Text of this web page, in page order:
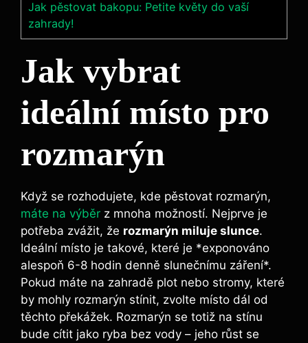
Jak pěstovat bakopu: Petite květy do vaší
zahrady!
Jak vybrat
ideální místo pro⁢
rozmarýn
Když se rozhodujete,⁤ kde pěstovat rozmarýn,
máte na výběr ⁣ z mnoha možností. Nejprve je
potřeba zvážit, ⁤že⁣ rozmarýn miluje slunce.
Ideální místo je takové, které je *exponováno
alespoň ‍6-8 hodin denně slunečnímu záření*.
Pokud‌ máte na zahradě plot nebo stromy, které
by‍ mohly rozmarýn stínit, zvolte místo dál od
těchto překážek. Rozmarýn ⁣se totiž na stínu
bude cítit jako ryba bez vody – jeho růst se